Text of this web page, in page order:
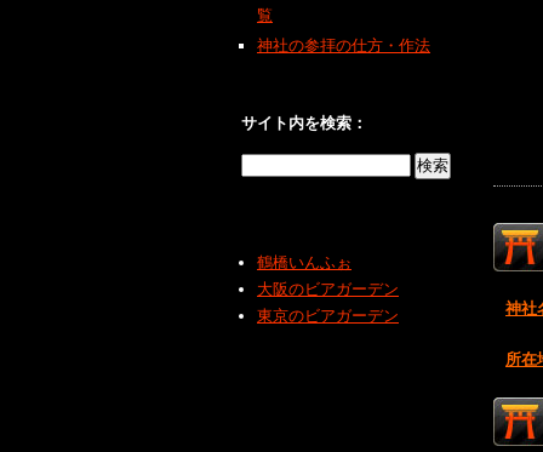
神社
所在
覧
神社の参拝の仕方・作法
サイト内を検索：
鶴橋いんふぉ
大阪のビアガーデン
東京のビアガーデン